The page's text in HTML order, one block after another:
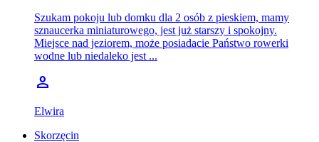
Szukam pokoju lub domku dla 2 osób z pieskiem, mamy
sznaucerka miniaturowego, jest już starszy i spokojny.
Miejsce nad jeziorem, może posiadacie Państwo rowerki
wodne lub niedaleko jest ...
person
Elwira
Skorzęcin